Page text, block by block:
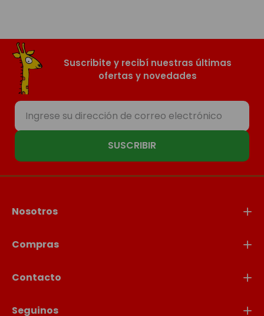
Suscribite y recibí nuestras últimas
ofertas y novedades
SUSCRIBIR
Nosotros
Compras
Contacto
Seguinos